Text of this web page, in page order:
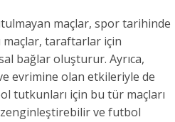
maçlar, spor tarihinde
taraftarlar için
bağlar oluşturur. Ayrıca,
evrimine olan etkileriyle de
tutkunları için bu tür maçları
ve futbol